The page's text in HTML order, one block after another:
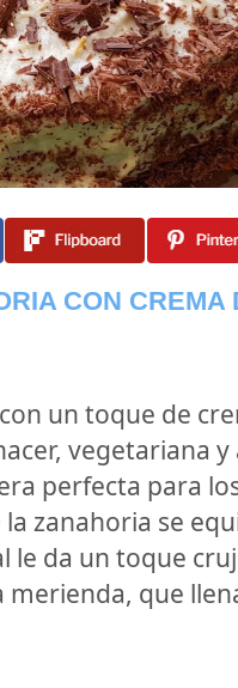
CON CREMA
un toque de
vegetariana
perfecta para
zanahoria se
da un toque
que